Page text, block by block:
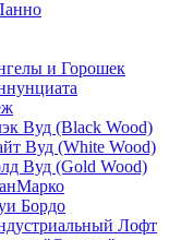
и Горошек
Вуд (Black Wood)
Вуд (White Wood)
Вуд (Gold Wood)
Бордо
Лофт